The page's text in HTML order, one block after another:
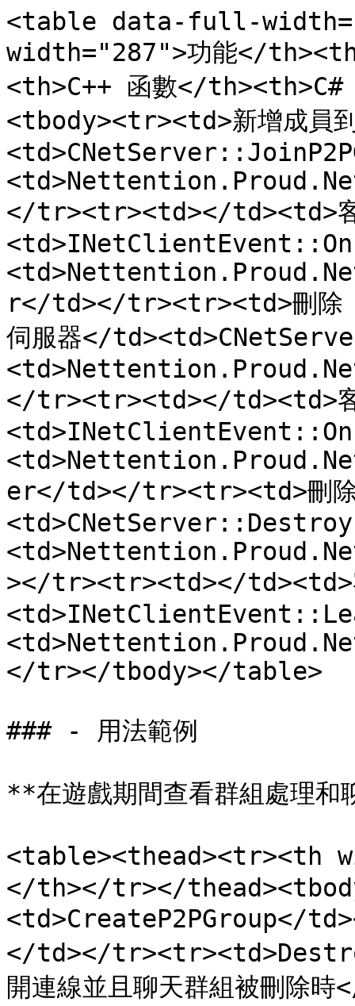
<table data-full-
width="287">功能</
<th>C++ 函數</
<tbody><tr><td>新增成員
</tr><tr><td></td><td>
r</td></tr><tr><td>刪除
伺服器</
</tr><tr><td></td><td>
er</td></tr><tr><td>刪除
></tr><tr><td></td><td>
</tr></tbody></table>
### - 用法範例
**在遊戲期間查看群組處理和
<table><thead><tr><th
</th></tr></
<td>CreateP2PGroup</
</td></
開連線並且聊天群組被刪